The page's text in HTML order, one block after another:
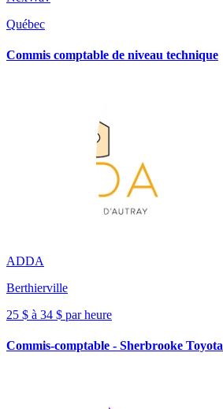
Québec
Commis comptable de niveau technique
ADDA
Berthierville
25 $ à 34 $ par heure
Commis-comptable - Sherbrooke Toyota